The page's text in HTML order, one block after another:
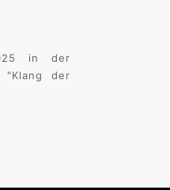
in der
der